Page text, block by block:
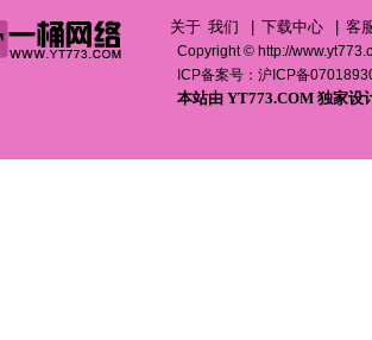
关于 我们 下载中心 客
Copyright © http://
ICP备案号： 沪ICP备
本站由 YT773.COM 独家设